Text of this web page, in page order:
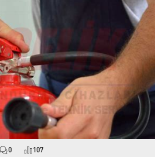
0 107